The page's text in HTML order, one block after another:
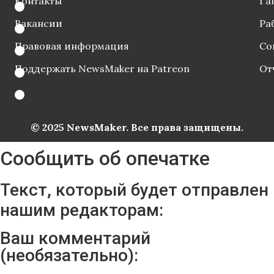
Вакансии
Правовая информация
Поддержать NewsMaker на Patreon
© 2025 NewsMaker. Все права защищены.
Сообщить об опечатке
Текст, который будет отправлен
нашим редакторам:
Ваш комментарий
(необязательно):